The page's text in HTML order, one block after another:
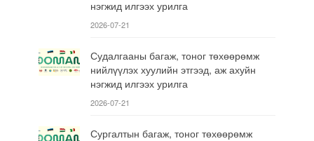
нэгжид илгээх урилга
2026-07-21
Судалгааны багаж, тоног төхөөрөмж
нийлүүлэх хуулийн этгээд, аж ахуйн
нэгжид илгээх урилга
2026-07-21
Сургалтын багаж, тоног төхөөрөмж